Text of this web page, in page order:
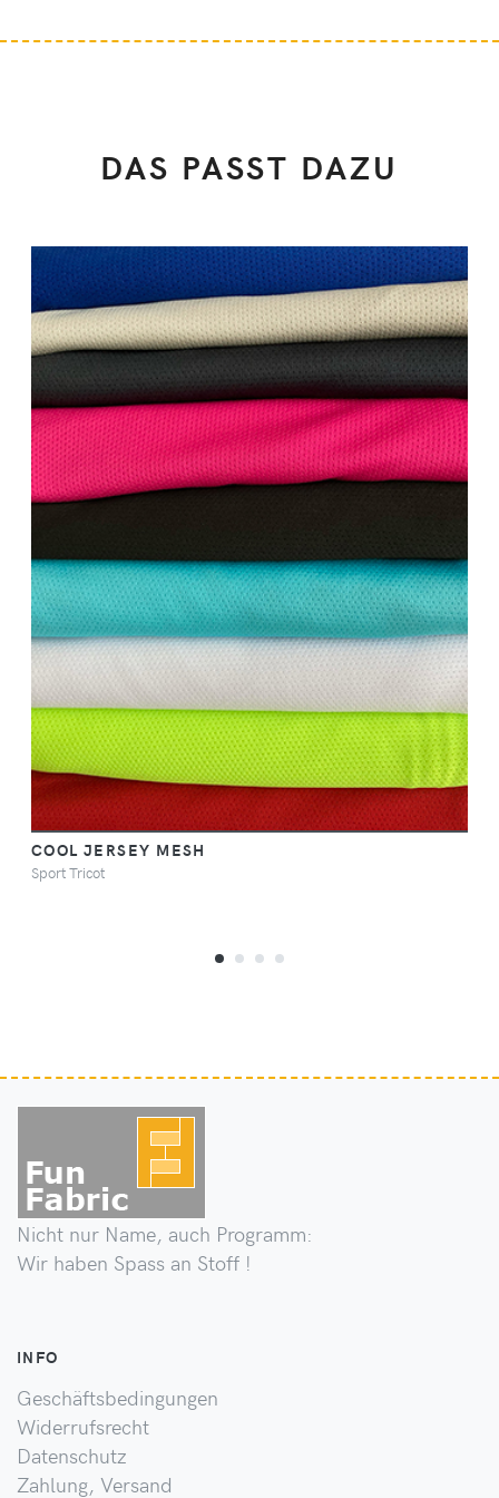
DAS PASST DAZU
COOL JERSEY MESH
Sport Tricot
Nicht nur Name, auch Programm:
Wir haben Spass an Stoff !
INFO
Geschäftsbedingungen
Widerrufsrecht
Datenschutz
Zahlung, Versand